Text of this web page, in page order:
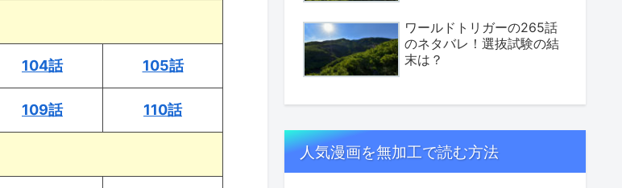
104話 105話
109話 110話
ワールドトリガーの265話
のネタバレ！選抜試験の結
末は？
人気漫画を無加工で読む方法